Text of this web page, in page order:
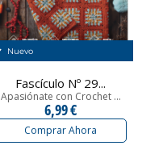
Nuevo
Fascículo Nº 29...
Apasiónate con Crochet ...
6,99 €
Comprar Ahora